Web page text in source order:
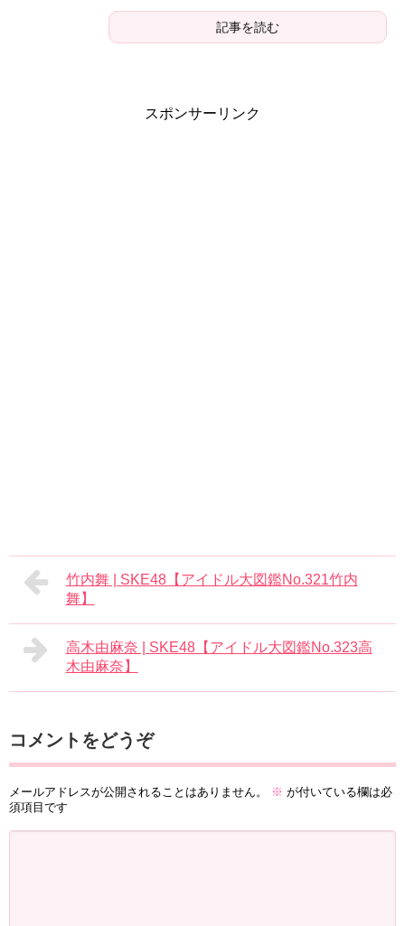
記事を読む
スポンサーリンク
竹内舞 | SKE48【アイドル大図鑑No.321竹内
舞】
高木由麻奈 | SKE48【アイドル大図鑑No.323高
木由麻奈】
コメントをどうぞ
メールアドレスが公開されることはありません。 ※ が付いている欄は必
須項目です